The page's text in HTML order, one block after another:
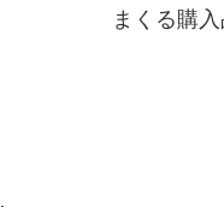
まくる購